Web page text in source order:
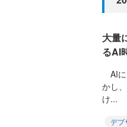
大量
るAI
AIに
かし
け...
デブ